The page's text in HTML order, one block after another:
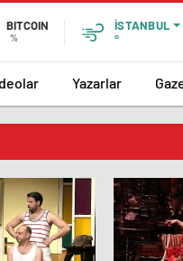
BITCOIN
%
İSTANBUL
°
Yazarlar